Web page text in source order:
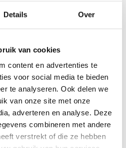
Details Over
van cookies
content en advertenties te
voor social media te bieden
te analyseren. Ook delen we
van onze site met onze
adverteren en analyse. Deze
combineren met andere
verstrekt of die ze hebben
rechte eiken
Gemaakt van duurzaam,
eikenhout voor minimale
uitstraling door de rechte
rustig lijnenspel aan de muur.
als boekenplank,